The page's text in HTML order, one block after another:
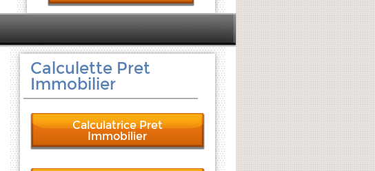
Calculette Pret
Immobilier
Calculatrice Pret
Immobilier